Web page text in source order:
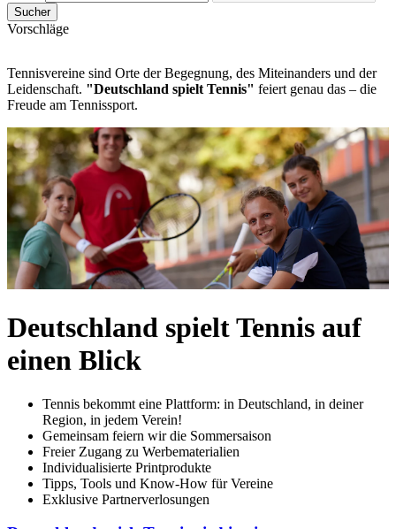
Sucher
Vorschläge
Tennisvereine sind Orte der Begegnung, des Miteinanders und der
Leidenschaft. "Deutschland spielt Tennis" feiert genau das – die
Freude am Tennissport.
Deutschland spielt Tennis auf
einen Blick
Tennis bekommt eine Plattform: in Deutschland, in deiner
Region, in jedem Verein!
Gemeinsam feiern wir die Sommersaison
Freier Zugang zu Werbematerialien
Individualisierte Printprodukte
Tipps, Tools und Know-How für Vereine
Exklusive Partnerverlosungen